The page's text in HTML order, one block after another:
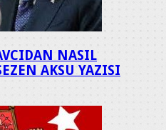
NASIL
AKSU YAZISI